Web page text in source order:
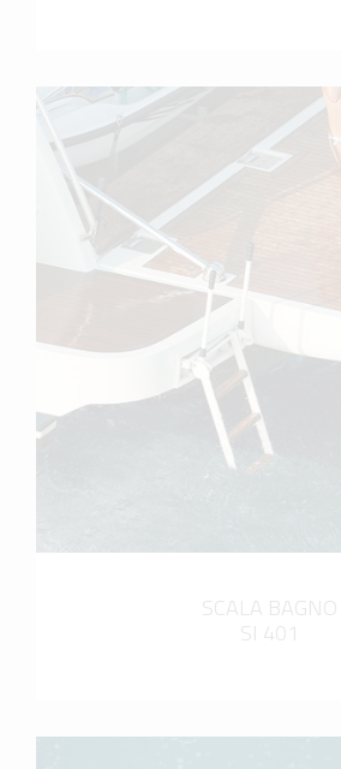
scopri di più
SCALA BAGNO
SI 401